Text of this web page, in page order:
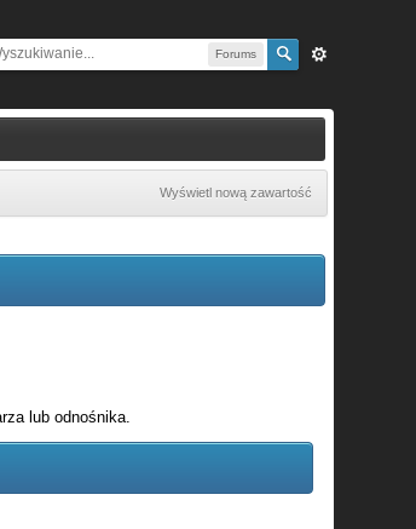
Forums
Wyświetl nową zawartość
lub odnośnika.